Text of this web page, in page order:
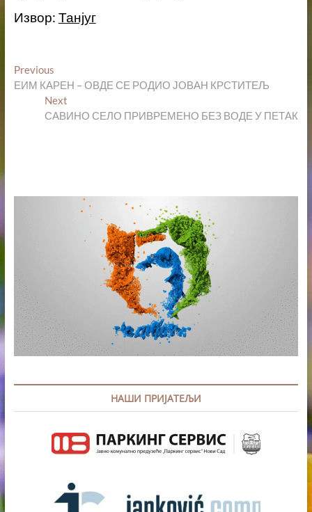
Извор: Танјуг
Кретање
чланка
PreviousPrevious
post:
ЕИМ КАРЕН – ОВДЕ СЕ РОДИО ЈОВАН КРСТИТЕЉ
Next
post:
САВИНО СЕЛО ПРИВРЕМЕНО БЕЗ ВОДЕ У ПЕТАК
НАШИ ПРИЈАТЕЉИ